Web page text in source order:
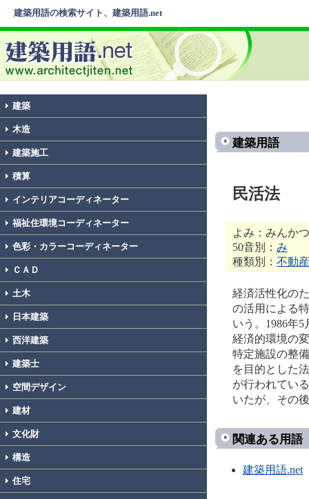
建築用語の検索サイト、建築用語.net
建築
木造
建築施工
積算
インテリアコーディネーター
福祉住環境コーディネーター
色彩・カラーコーディネーター
ＣＡＤ
土木
日本建築
西洋建築
建築士
空間デザイン
建材
文化財
構造
住宅
建築用語
民活法
よみ：みんか
50音別： み
種類別： 不動
経済活性化の
の活用による
いう。1986年
経済的環境の
特定施設の整
を目的とした
が行われてい
いたが、その
関連ある用語
建築用語.net